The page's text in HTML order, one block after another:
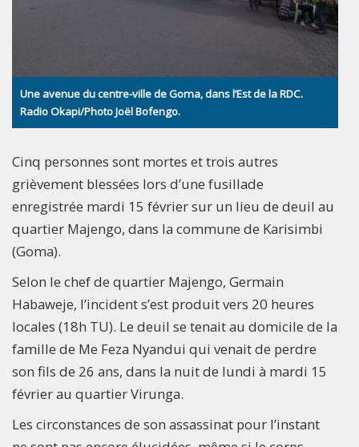
Une avenue du centre-ville de Goma, dans l’Est de la RDC.
Radio Okapi/Photo Joël Bofengo.
Cinq personnes sont mortes et trois autres
grièvement blessées lors d’une fusillade
enregistrée mardi 15 février sur un lieu de deuil au
quartier Majengo, dans la commune de Karisimbi
(Goma).
Selon le chef de quartier Majengo, Germain
Habaweje, l’incident s’est produit vers 20 heures
locales (18h TU). Le deuil se tenait au domicile de la
famille de Me Feza Nyandui qui venait de perdre
son fils de 26 ans, dans la nuit de lundi à mardi 15
février au quartier Virunga.
Les circonstances de son assassinat pour l’instant